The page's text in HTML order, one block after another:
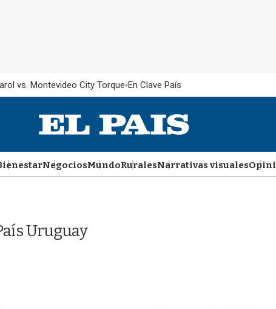
vs. Montevideo City Torque En Clave País
NegociosMundoRuralesNarrativas visuales
Uruguay